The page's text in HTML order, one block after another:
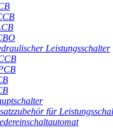
Leistungsschalter
für